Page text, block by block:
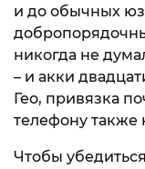
и до обычных
никогда не
– и акки
Гео, привязка
телефону также
Чтобы